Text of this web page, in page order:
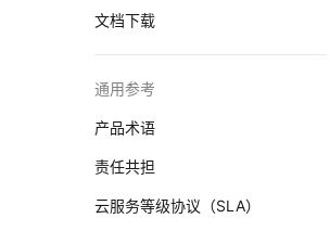
文档下载
通用参考
产品术语
责任共担
云服务等级协议（SLA）